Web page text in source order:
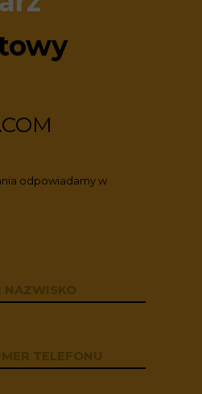
odpowiadamy w